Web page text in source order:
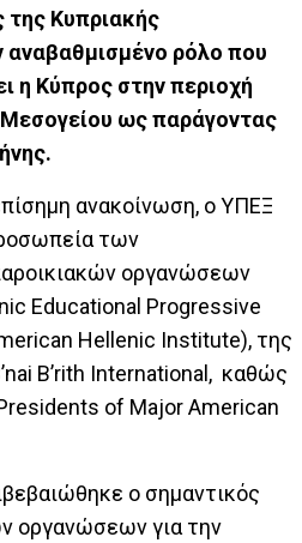
της Κυπριακής
αναβαθμισμένο ρόλο που
η Κύπρος στην περιοχή
ως παράγοντας
ανακοίνωση, ο ΥΠΕΞ
των
οργανώσεων
Educational Progressive
Hellenic Institute), της
B’rith International, καθώς
of Major American
ο σημαντικός
οργανώσεων για την